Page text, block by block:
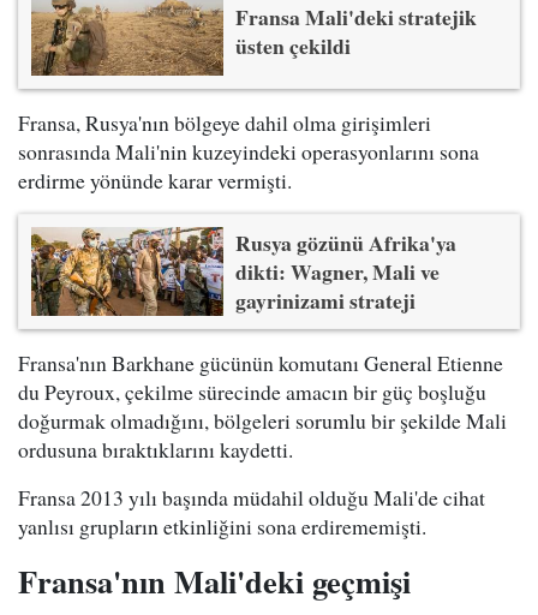
Fransa Mali'deki stratejik
üsten çekildi
Fransa, Rusya'nın bölgeye dahil olma girişimleri
sonrasında Mali'nin kuzeyindeki operasyonlarını sona
erdirme yönünde karar vermişti.
Rusya gözünü Afrika'ya
dikti: Wagner, Mali ve
gayrinizami strateji
Fransa'nın Barkhane gücünün komutanı General Etienne
du Peyroux, çekilme sürecinde amacın bir güç boşluğu
doğurmak olmadığını, bölgeleri sorumlu bir şekilde Mali
ordusuna bıraktıklarını kaydetti.
Fransa 2013 yılı başında müdahil olduğu Mali'de cihat
yanlısı grupların etkinliğini sona erdirememişti.
Fransa'nın Mali'deki geçmişi